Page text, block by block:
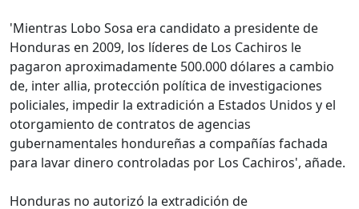
'Mientras Lobo Sosa era candidato a presidente de
Honduras en 2009, los líderes de Los Cachiros le
pagaron aproximadamente 500.000 dólares a cambio
de, inter allia, protección política de investigaciones
policiales, impedir la extradición a Estados Unidos y el
otorgamiento de contratos de agencias
gubernamentales hondureñas a compañías fachada
para lavar dinero controladas por Los Cachiros', añade.
Honduras no autorizó la extradición de